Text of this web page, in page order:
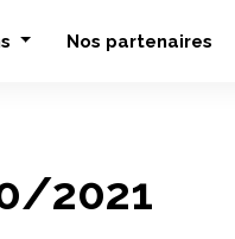
Nos partenaires
2021